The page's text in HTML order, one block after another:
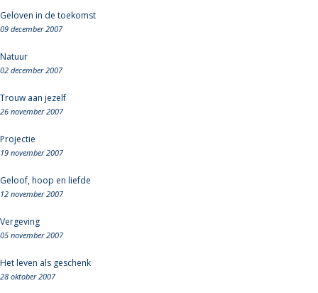
Geloven in de toekomst
09 december 2007
Natuur
02 december 2007
Trouw aan jezelf
26 november 2007
Projectie
19 november 2007
Geloof, hoop en liefde
12 november 2007
Vergeving
05 november 2007
Het leven als geschenk
28 oktober 2007